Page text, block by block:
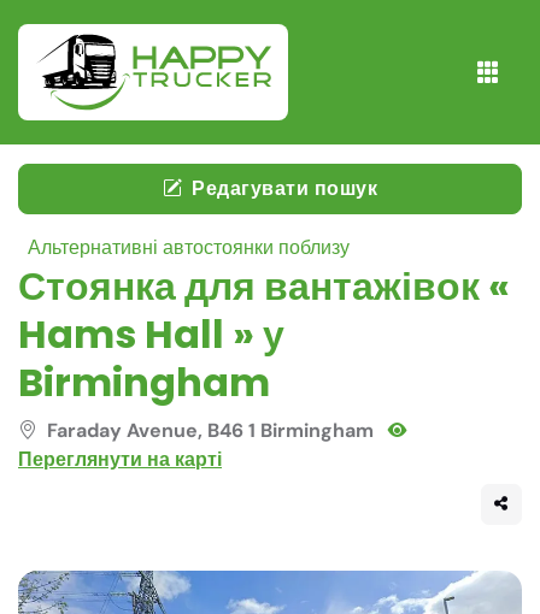
Редагувати пошук
Альтернативні автостоянки поблизу
Стоянка для вантажівок «
Hams Hall » у
Birmingham
Faraday Avenue, B46 1 Birmingham
Переглянути на карті